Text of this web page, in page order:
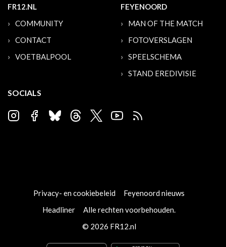
FR12.NL
COMMUNITY
CONTACT
VOETBALPOOL
FEYENOORD
MAN OF THE MATCH
FOTOVERSLAGEN
SPEELSCHEMA
STAND EREDIVISIE
SOCIALS
Privacy- en cookiebeleid
Feyenoord nieuws
Headliner
Alle rechten voorbehouden.
© 2026 FR12.nl